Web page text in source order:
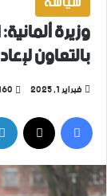
وزيرة
بالتعاون
فبراير 1, 2025
فيسبوك‫X